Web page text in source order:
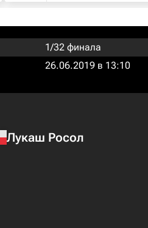
1/32 финала
26.06.2019 в 13:10
Лукаш Росол